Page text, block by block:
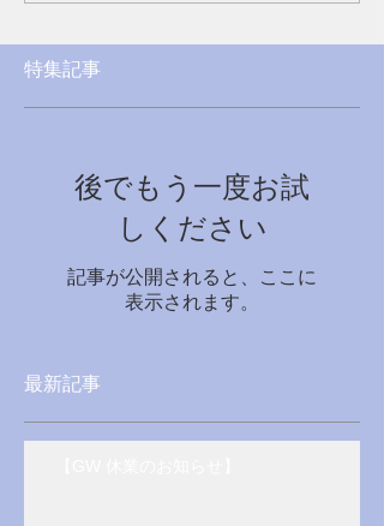
特集記事
後でもう一度お試
しください
記事が公開されると、ここに
表示されます。
最新記事